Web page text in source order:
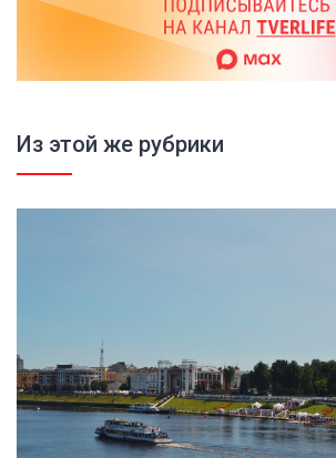
Из этой же рубрики